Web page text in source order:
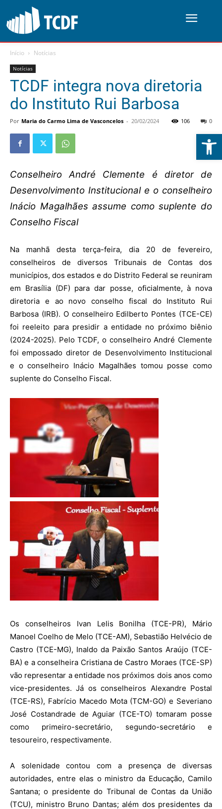
Abrir
Início Notícias
Notícias
TCDF integra nova diretoria
do Instituto Rui Barbosa
Por Maria do Carmo Lima de Vasconcelos - 20/02/2024 0
106
Conselheiro André Clemente é diretor de
Desenvolvimento Institucional e o conselheiro
Inácio Magalhães assume como suplente do
Conselho Fiscal
Na manhã desta terça-feira, dia 20 de fevereiro,
conselheiros de diversos Tribunais de Contas dos
municípios, dos estados e do Distrito Federal se reuniram
em Brasília (DF) para dar posse, oficialmente, à nova
diretoria e ao novo conselho fiscal do Instituto Rui
Barbosa (IRB). O conselheiro Edilberto Pontes (TCE-CE)
foi reeleito para presidir a entidade no próximo biênio
(2024-2025). Pelo TCDF, o conselheiro André Clemente
foi empossado diretor de Desenvolvimento Institucional
e o conselheiro Inácio Magalhães tomou posse como
suplente do Conselho Fiscal.
Os conselheiros Ivan Lelis Bonilha (TCE-PR), Mário
Manoel Coelho de Melo (TCE-AM), Sebastião Helvécio de
Castro (TCE-MG), Inaldo da Paixão Santos Araújo (TCE-
BA) e a conselheira Cristiana de Castro Moraes (TCE-SP)
vão representar a entidade nos próximos dois anos como
vice-presidentes. Já os conselheiros Alexandre Postal
(TCE-RS), Fabrício Macedo Mota (TCM-GO) e Severiano
José Costandrade de Aguiar (TCE-TO) tomaram posse
como primeiro-secretário, segundo-secretário e
tesoureiro, respectivamente.
A solenidade contou com a presença de diversas
autoridades, entre elas o ministro da Educação, Camilo
Santana; o presidente do Tribunal de Contas da União
(TCU), ministro Bruno Dantas; além dos presidentes da